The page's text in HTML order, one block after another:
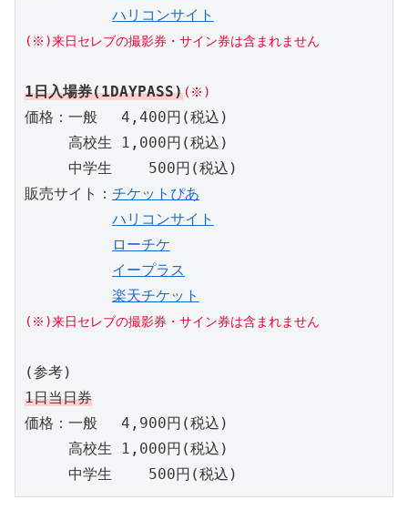
ハリコンサイト
(※)来日セレブの撮影券・サイン券は含まれません
1日入場券(1DAYPASS)(※)
価格：一般　 4,400円(税込)
高校生 1,000円(税込)
中学生    500円(税込)
販売サイト： チケットぴあ
ハリコンサイト
ローチケ
イープラス
楽天チケット
(※)来日セレブの撮影券・サイン券は含まれません
1日当日券
価格：一般　 4,900円(税込)
高校生 1,000円(税込)
中学生    500円(税込)